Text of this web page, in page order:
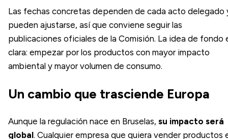
Las fechas concretas dependen de cada acto delegado
pueden ajustarse, así que conviene seguir las
publicaciones oficiales de la Comisión. La idea de fondo
clara: empezar por los productos con mayor impacto
ambiental y mayor volumen de consumo.
Un cambio que trasciende Europa
Aunque la regulación nace en Bruselas, su impacto será
global. Cualquier empresa que quiera vender productos